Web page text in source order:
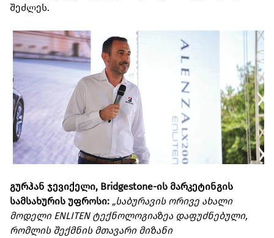
შეძლეს.
გურჰან ჯევიქელი, Bridgestone-ის მარკეტინგის
სამსახურის უფროსი: „საბურავის ორივე ახალი
მოდელი ENLITEN ტექნოლოგიაზეა დაფუძნებული,
რომლის შექმნის მთავარი მიზანი